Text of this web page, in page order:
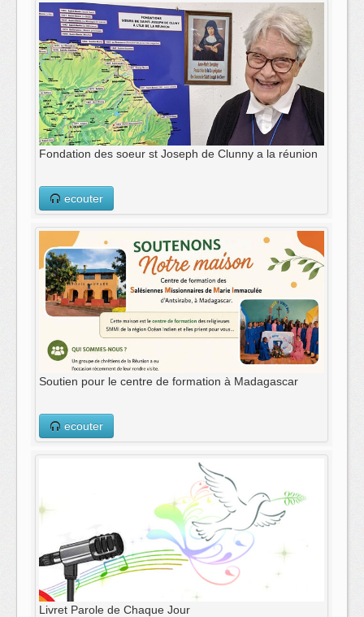
Fondation des soeur st Joseph de Clunny a la réunion
ecouter
Soutien pour le centre de formation à Madagascar
ecouter
Livret Parole de Chaque Jour